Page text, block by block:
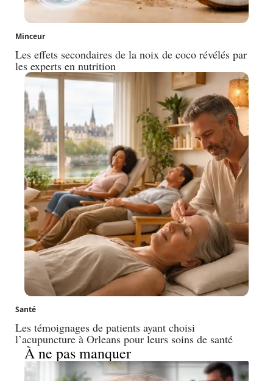
Minceur
Les effets secondaires de la noix de coco révélés par
les experts en nutrition
Santé
Les témoignages de patients ayant choisi
l’acupuncture à Orleans pour leurs soins de santé
À ne pas manquer